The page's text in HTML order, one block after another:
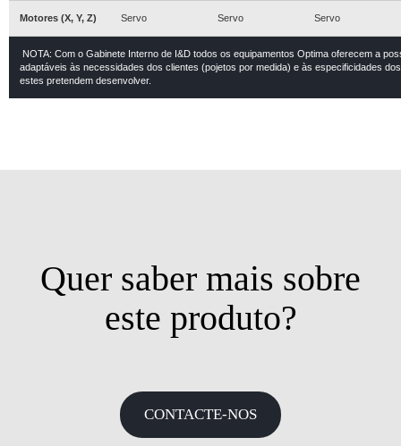
NOTA: Com o Gabinete Interno de I&D todos os equipamentos Optima oferecem a
adaptáveis às necessidades dos clientes (pojetos por medida) e às especificidades
estes pretendem desenvolver.
Motores (X, Y, Z) Servo Servo Servo
Quer saber mais sobre
este produto?
CONTACTE-NOS